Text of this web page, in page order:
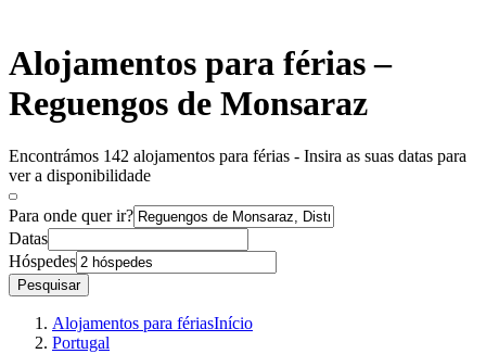
Alojamentos para férias –
Reguengos de Monsaraz
Encontrámos 142 alojamentos para férias - Insira as suas datas para
ver a disponibilidade
Para onde quer ir?
Datas
Hóspedes
Pesquisar
Alojamentos para fériasInício
Portugal